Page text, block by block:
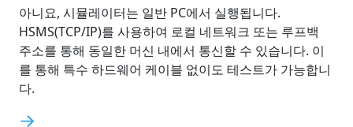
아니요, 시뮬레이터는 일반 PC에서 실행됩니다.
HSMS(TCP/IP)를 사용하여 로컬 네트워크 또는 루프백
주소를 통해 동일한 머신 내에서 통신할 수 있습니다. 이
를 통해 특수 하드웨어 케이블 없이도 테스트가 가능합니
다.